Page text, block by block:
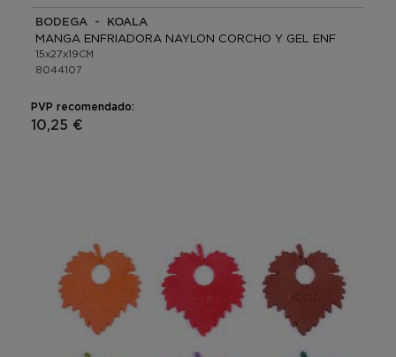
BODEGA - KOALA
MANGA ENFRIADORA NAYLON CORCHO Y GEL ENF
15x27x19CM
8044107
PVP recomendado:
10,25 €